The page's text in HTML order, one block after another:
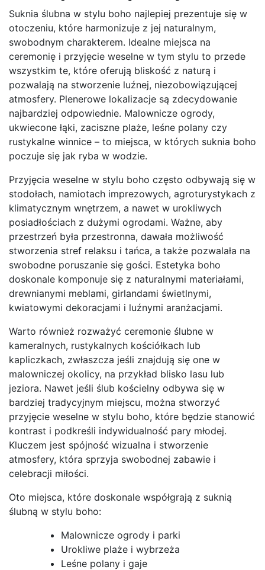
Suknia ślubna w stylu boho najlepiej prezentuje się w
otoczeniu, które harmonizuje z jej naturalnym,
swobodnym charakterem. Idealne miejsca na
ceremonię i przyjęcie weselne w tym stylu to przede
wszystkim te, które oferują bliskość z naturą i
pozwalają na stworzenie luźnej, niezobowiązującej
atmosfery. Plenerowe lokalizacje są zdecydowanie
najbardziej odpowiednie. Malownicze ogrody,
ukwiecone łąki, zaciszne plaże, leśne polany czy
rustykalne winnice – to miejsca, w których suknia boho
poczuje się jak ryba w wodzie.
Przyjęcia weselne w stylu boho często odbywają się w
stodołach, namiotach imprezowych, agroturystykach z
klimatycznym wnętrzem, a nawet w urokliwych
posiadłościach z dużymi ogrodami. Ważne, aby
przestrzeń była przestronna, dawała możliwość
stworzenia stref relaksu i tańca, a także pozwalała na
swobodne poruszanie się gości. Estetyka boho
doskonale komponuje się z naturalnymi materiałami,
drewnianymi meblami, girlandami świetlnymi,
kwiatowymi dekoracjami i luźnymi aranżacjami.
Warto również rozważyć ceremonie ślubne w
kameralnych, rustykalnych kościółkach lub
kapliczkach, zwłaszcza jeśli znajdują się one w
malowniczej okolicy, na przykład blisko lasu lub
jeziora. Nawet jeśli ślub kościelny odbywa się w
bardziej tradycyjnym miejscu, można stworzyć
przyjęcie weselne w stylu boho, które będzie stanowić
kontrast i podkreśli indywidualność pary młodej.
Kluczem jest spójność wizualna i stworzenie
atmosfery, która sprzyja swobodnej zabawie i
celebracji miłości.
Oto miejsca, które doskonale współgrają z suknią
ślubną w stylu boho:
Malownicze ogrody i parki
Urokliwe plaże i wybrzeża
Leśne polany i gaje